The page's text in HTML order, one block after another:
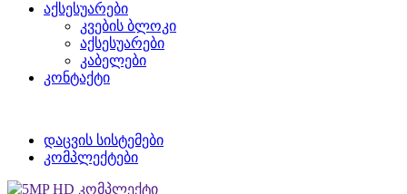
აქსესუარები
კვების ბლოკი
აქსესუარები
კაბელები
კონტაქტი
დაცვის სისტემები
კომპლექტები